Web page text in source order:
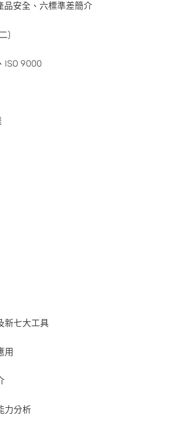
品安全、六標準差簡介
)
ISO 9000
新七大工具
用
力分析